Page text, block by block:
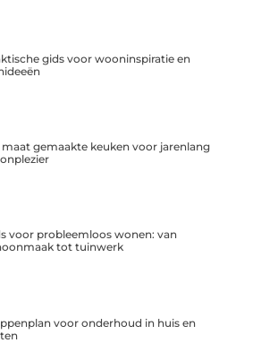
gids voor wooninspiratie en
maat gemaakte keuken voor jarenlang
voor probleemloos wonen: van
tot tuinwerk
voor onderhoud in huis en